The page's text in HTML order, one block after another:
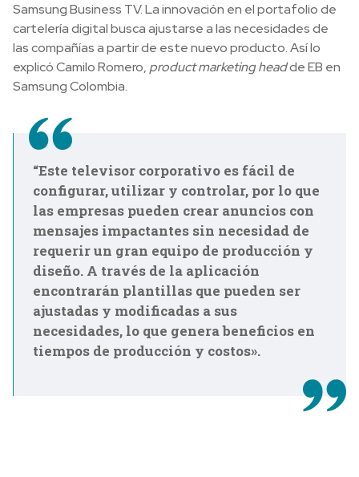
Samsung Business TV. La innovación en el portafolio de
cartelería digital busca ajustarse a las necesidades de
las compañías a partir de este nuevo producto. Así lo
explicó Camilo Romero, product marketing headde EB en
Samsung Colombia.
“Este televisor corporativo es fácil de
configurar, utilizar y controlar, por lo que
las empresas pueden crear anuncios con
mensajes impactantes sin necesidad de
requerir un gran equipo de producción y
diseño. A través de la aplicación
encontrarán plantillas que pueden ser
ajustadas y modificadas a sus
necesidades, lo que genera beneficios en
tiempos de producción y costos».